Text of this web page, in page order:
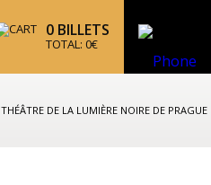
0 BILLETS
TOTAL: 0€
THÉÂTRE DE LA LUMIÈRE NOIRE DE PRAGUE